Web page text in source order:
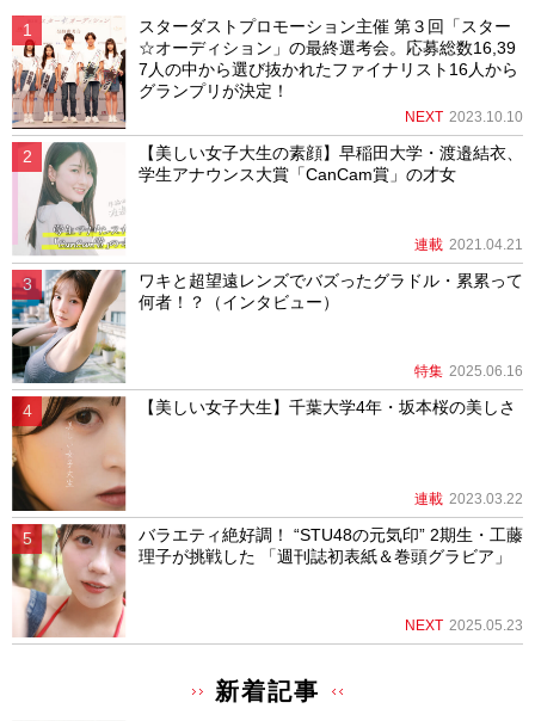
スターダストプロモーション主催 第３回「スター
☆オーディション」の最終選考会。応募総数16,39
7人の中から選び抜かれたファイナリスト16人から
グランプリが決定！
NEXT 2023.10.10
【美しい女子大生の素顔】早稲田大学・渡邉結衣、
学生アナウンス大賞「CanCam賞」の才女
連載 2021.04.21
ワキと超望遠レンズでバズったグラドル・累累って
何者！？（インタビュー）
特集 2025.06.16
【美しい女子大生】千葉大学4年・坂本桜の美しさ
連載 2023.03.22
バラエティ絶好調！ “STU48の元気印” 2期生・工藤
理子が挑戦した 「週刊誌初表紙＆巻頭グラビア」
NEXT 2025.05.23
新着記事